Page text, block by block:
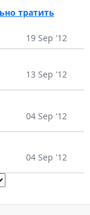
тратить
19 Sep '12
13 Sep '12
04 Sep '12
04 Sep '12